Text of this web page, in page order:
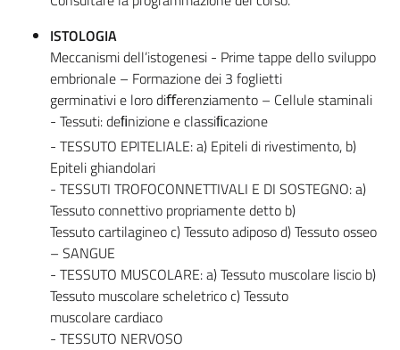
ISTOLOGIA
Meccanismi dell’istogenesi - Prime tappe dello sviluppo
embrionale – Formazione dei 3 foglietti
germinativi e loro diﬀerenziamento – Cellule staminali
- Tessuti: deﬁnizione e classiﬁcazione
- TESSUTO EPITELIALE: a) Epiteli di rivestimento, b)
Epiteli ghiandolari
- TESSUTI TROFOCONNETTIVALI E DI SOSTEGNO: a)
Tessuto connettivo propriamente detto b)
Tessuto cartilagineo c) Tessuto adiposo d) Tessuto osseo
– SANGUE
- TESSUTO MUSCOLARE: a) Tessuto muscolare liscio b)
Tessuto muscolare scheletrico c) Tessuto
muscolare cardiaco
- TESSUTO NERVOSO